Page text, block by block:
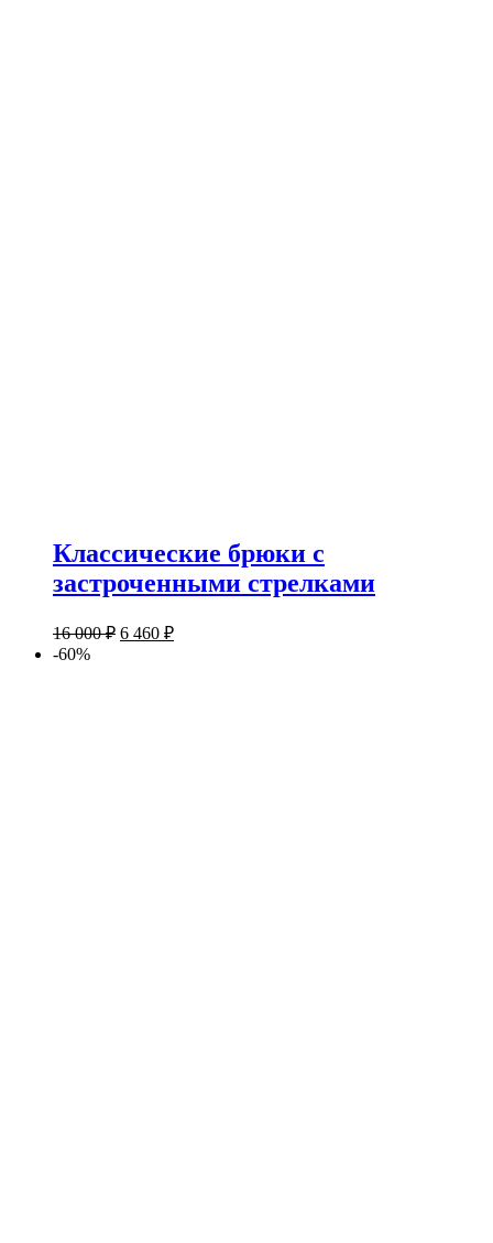
Классические брюки с
застроченными стрелками
16 000₽ 6 460 ₽
-60%